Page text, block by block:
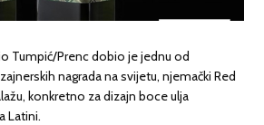
Tumpić/Prenc dobio je jednu od
nagrada na svijetu, njemački Red
konkretno za dizajn boce ulja
Latini.